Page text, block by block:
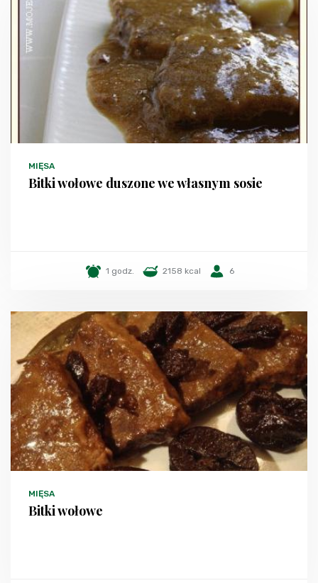
MIĘSA
Bitki wołowe duszone we własnym sosie
1 godz. 2158 kcal 6
MIĘSA
Bitki wołowe